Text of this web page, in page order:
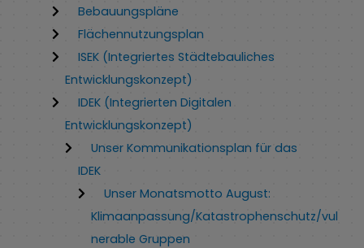
Bebauungspläne
Flächennutzungsplan
ISEK (Integriertes Städtebauliches
Entwicklungskonzept)
IDEK (Integrierten Digitalen
Entwicklungskonzept)
Unser Kommunikationsplan für das
IDEK
Unser Monatsmotto August:
Klimaanpassung/Katastrophenschutz/vul
nerable Gruppen